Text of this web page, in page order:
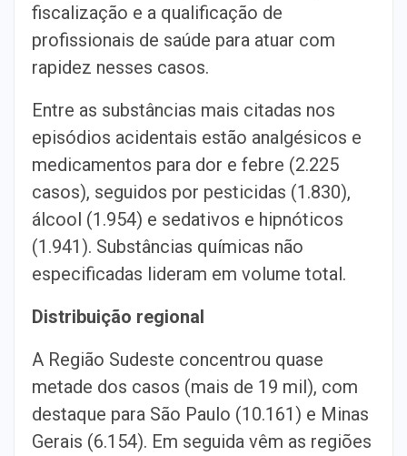
fiscalização e a qualificação de
profissionais de saúde para atuar com
rapidez nesses casos.
Entre as substâncias mais citadas nos
episódios acidentais estão analgésicos e
medicamentos para dor e febre (2.225
casos), seguidos por pesticidas (1.830),
álcool (1.954) e sedativos e hipnóticos
(1.941). Substâncias químicas não
especificadas lideram em volume total.
Distribuição regional
A Região Sudeste concentrou quase
metade dos casos (mais de 19 mil), com
destaque para São Paulo (10.161) e Minas
Gerais (6.154). Em seguida vêm as regiões